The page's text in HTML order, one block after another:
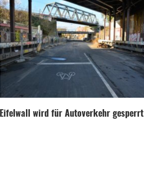
Eifelwall wird für Autoverkehr gesperrt